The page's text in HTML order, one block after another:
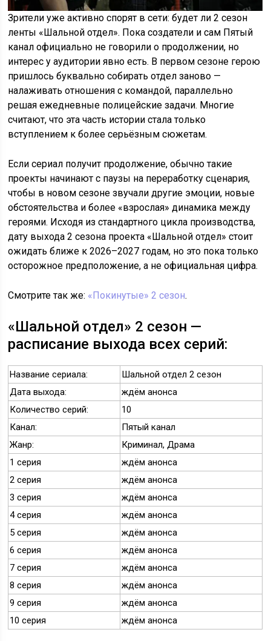
Зрители уже активно спорят в сети: будет ли 2 сезон
ленты «Шальной отдел». Пока создатели и сам Пятый
канал официально не говорили о продолжении, но
интерес у аудитории явно есть. В первом сезоне герою
пришлось буквально собирать отдел заново —
налаживать отношения с командой, параллельно
решая ежедневные полицейские задачи. Многие
считают, что эта часть истории стала только
вступлением к более серьёзным сюжетам.
Если сериал получит продолжение, обычно такие
проекты начинают с паузы на переработку сценария,
чтобы в новом сезоне звучали другие эмоции, новые
обстоятельства и более «взрослая» динамика между
героями. Исходя из стандартного цикла производства,
дату выхода 2 сезона проекта «Шальной отдел» стоит
ожидать ближе к 2026–2027 годам, но это пока только
осторожное предположение, а не официальная цифра.
Смотрите так же: «Покинутые» 2 сезон.
«Шальной отдел» 2 сезон —
расписание выхода всех серий:
Название сериала:
Шальной отдел 2 сезон
Дата выхода:
ждём анонса
Количество серий:
10
Канал:
Пятый канал
Жанр:
Криминал, Драма
1 серия
ждём анонса
2 серия
ждём анонса
3 серия
ждём анонса
4 серия
ждём анонса
5 серия
ждём анонса
6 серия
ждём анонса
7 серия
ждём анонса
8 серия
ждём анонса
9 серия
ждём анонса
10 серия
ждём анонса